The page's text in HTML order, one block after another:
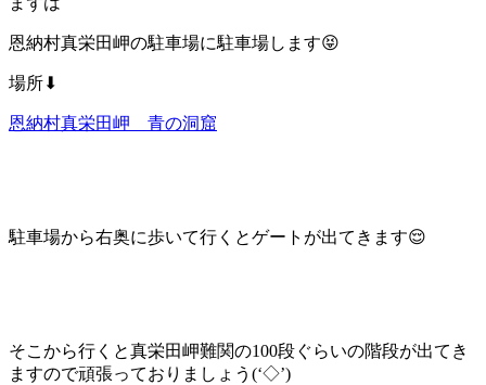
恩納村真栄田岬の駐車場に駐車場します😝
場所⬇︎
恩納村真栄田岬 青の洞窟
駐車場から右奥に歩いて行くとゲートが出てきます😌
そこから行くと真栄田岬難関の100段ぐらいの階段が出てき
ますので頑張っておりましょう(‘◇’)ゞ